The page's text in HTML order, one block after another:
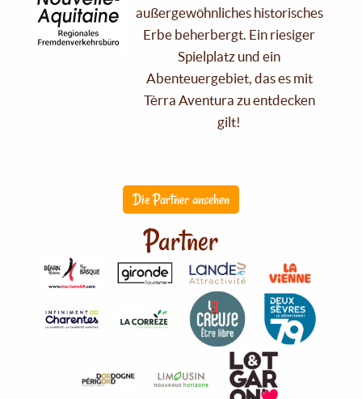
außergewöhnliches historisches
Erbe beherbergt. Ein riesiger
Spielplatz und ein
Abenteuergebiet, das es mit
Tèrra Aventura zu entdecken
gilt!
Die Partner ansehen
Partner